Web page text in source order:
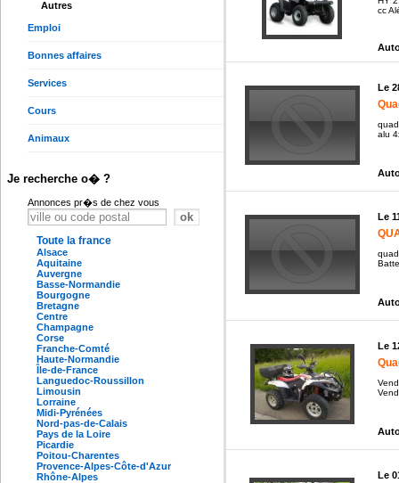
Autres
Emploi
Bonnes affaires
Services
Cours
Animaux
Je recherche o� ?
Annonces pr�s de chez vous
Toute la france
Alsace
Aquitaine
Auvergne
Basse-Normandie
Bourgogne
Bretagne
Centre
Champagne
Corse
Franche-Comté
Haute-Normandie
Île-de-France
Languedoc-Roussillon
Limousin
Lorraine
Midi-Pyrénées
Nord-pas-de-Calais
Pays de la Loire
Picardie
Poitou-Charentes
Provence-Alpes-Côte-d'Azur
Rhône-Alpes
cc
Le
alu
Le
Le
Le